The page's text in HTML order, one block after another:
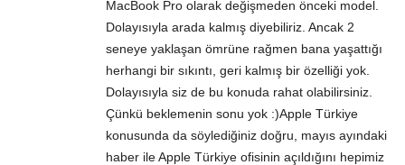
MacBook Pro olarak değişmeden önceki model.
Dolayısıyla arada kalmış diyebiliriz. Ancak 2
seneye yaklaşan ömrüne rağmen bana yaşattığı
herhangi bir sıkıntı, geri kalmış bir özelliği yok.
Dolayısıyla siz de bu konuda rahat olabilirsiniz.
Çünkü beklemenin sonu yok :)Apple Türkiye
konusunda da söylediğiniz doğru, mayıs ayındaki
haber ile Apple Türkiye ofisinin açıldığını hepimiz